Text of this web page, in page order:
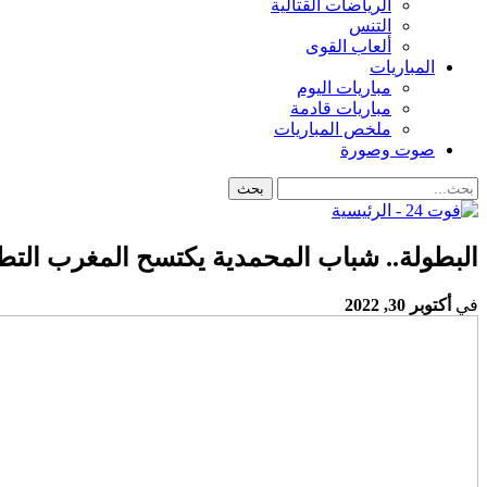
الرياضات القتالية
التنس
ألعاب القوى
المباريات
مباريات اليوم
مباريات قادمة
ملخص المباريات
صوت وصورة
البطولة.. شباب المحمدية يكتسح المغرب
في أكتوبر 30, 2022